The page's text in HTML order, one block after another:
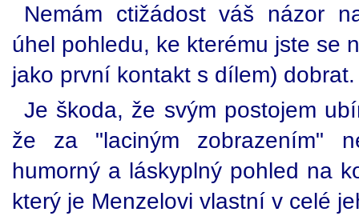
Nemám ctižádost váš názor
úhel pohledu, ke kterému jste se
jako první kontakt s dílem) dobrat.
Je škoda, že svým postojem
že za "laciným zobrazením"
humorný a láskyplný pohled na
který je Menzelovi vlastní v celé